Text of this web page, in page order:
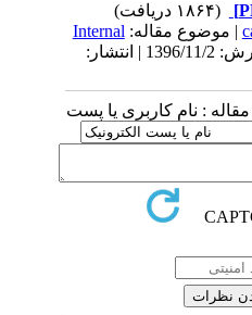
موضوع مقاله:Internal
دریافت: 1396/5/7 | پذیرش: 1396/11/2 | انتشار:
: نام کاربری یا پست